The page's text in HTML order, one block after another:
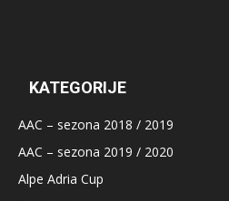
KATEGORIJE
AAC – sezona 2018 / 2019
AAC – sezona 2019 / 2020
Alpe Adria Cup